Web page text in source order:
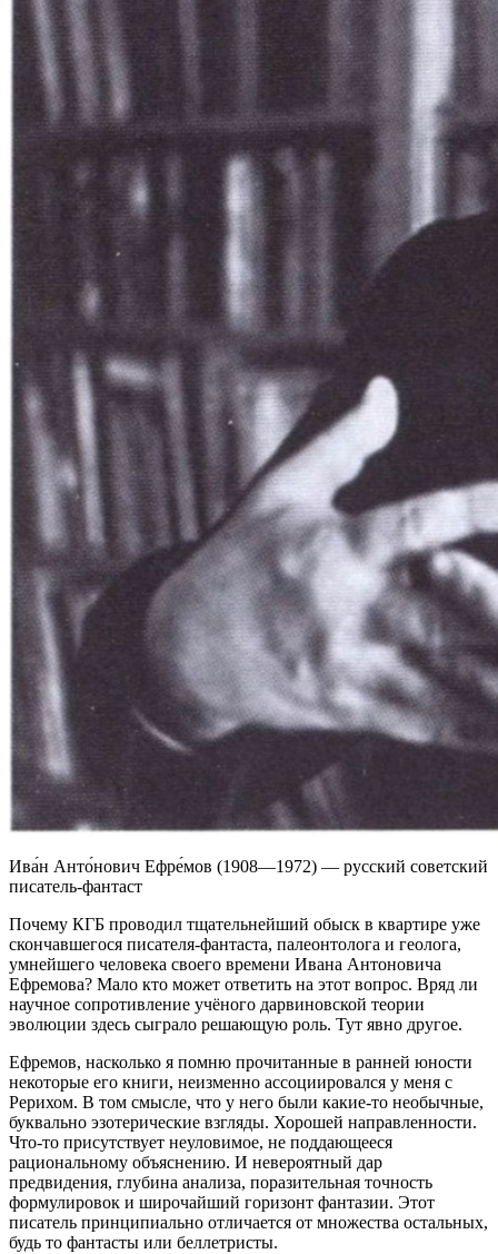
Ива́н Анто́нович Ефре́мов (1908—1972) — русский советский
писатель-фантаст
Почему КГБ проводил тщательнейший обыск в квартире уже
скончавшегося писателя-фантаста, палеонтолога и геолога,
умнейшего человека своего времени Ивана Антоновича
Ефремова? Мало кто может ответить на этот вопрос. Вряд ли
научное сопротивление учёного дарвиновской теории
эволюции здесь сыграло решающую роль. Тут явно другое.
Ефремов, насколько я помню прочитанные в ранней юности
некоторые его книги, неизменно ассоциировался у меня с
Рерихом. В том смысле, что у него были какие-то необычные,
буквально эзотерические взгляды. Хорошей направленности.
Что-то присутствует неуловимое, не поддающееся
рациональному объяснению. И невероятный дар
предвидения, глубина анализа, поразительная точность
формулировок и широчайший горизонт фантазии. Этот
писатель принципиально отличается от множества остальных,
будь то фантасты или беллетристы.